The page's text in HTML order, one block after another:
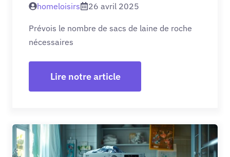
homeloisirs 26 avril 2025
Prévois le nombre de sacs de laine de roche
nécessaires
Lire notre article